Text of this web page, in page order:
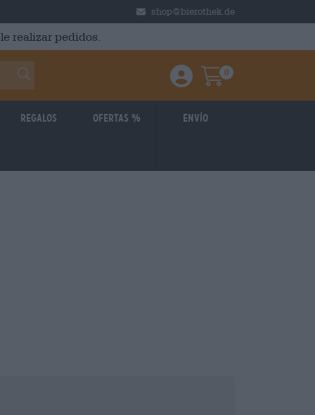
shop@bierothek.de
realizar pedidos.
Einloggen / Anmelden
Warenkorb
0
Regalos Ofertas % Envío